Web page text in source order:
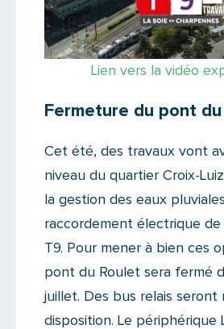
Lien vers la vidéo
Fermeture du pont
Cet été, des travaux vont
niveau du quartier Croix-
la gestion des eaux
raccordement électrique
T9. Pour mener à bien ces
pont du Roulet sera fermé
juillet. Des bus relais seront
disposition. Le périphérique